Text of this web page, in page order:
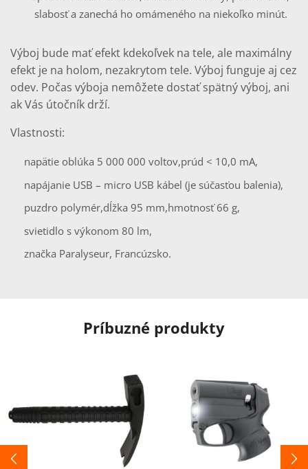
slabosť a zanechá ho omámeného na niekoľko minút.
Výboj bude mať efekt kdekoľvek na tele, ale maximálny
efekt je na holom, nezakrytom tele. Výboj funguje aj cez
odev. Počas výboja nemôžete dostať spätný výboj, ani
ak Vás útočník drží.
Vlastnosti:
napätie oblúka 5 000 000 voltov,prúd < 10,0 mA,
napájanie USB – micro USB kábel (je súčasťou balenia),
puzdro polymér,dĺžka 95 mm,hmotnosť 66 g,
svietidlo s výkonom 80 lm,
značka Paralyseur, Francúzsko.
Príbuzné produkty